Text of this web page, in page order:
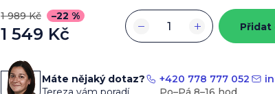
1 989 Kč
–22 %
1 549 Kč
cena:
+
− Přidat
Máte nějaký dotaz?
+420 778 777 052